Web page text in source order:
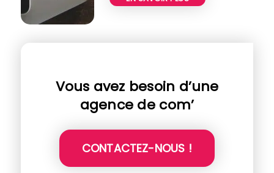
Vous avez besoin d’une
agence de com’
CONTACTEZ-NOUS !